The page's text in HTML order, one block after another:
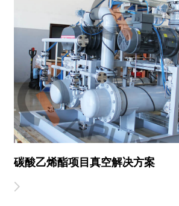
碳酸乙烯酯项目真空解决方案